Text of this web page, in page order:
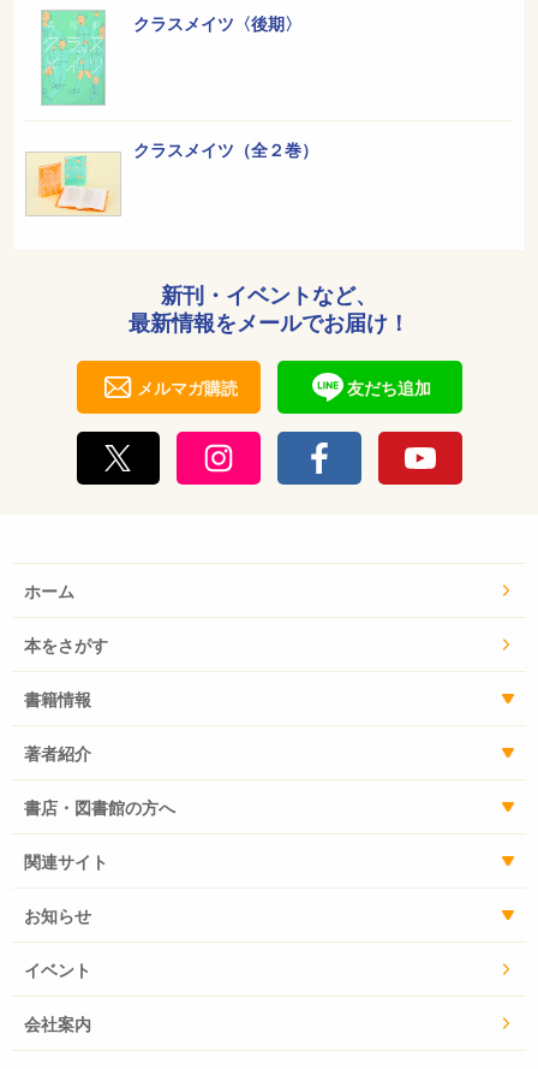
クラスメイツ〈後期〉
クラスメイツ（全２巻）
新刊・イベントなど、
最新情報をメールでお届け！
メルマガ購読 友だち追加
ホーム
本をさがす
書籍情報
著者紹介
書店・図書館の方へ
関連サイト
お知らせ
イベント
会社案内